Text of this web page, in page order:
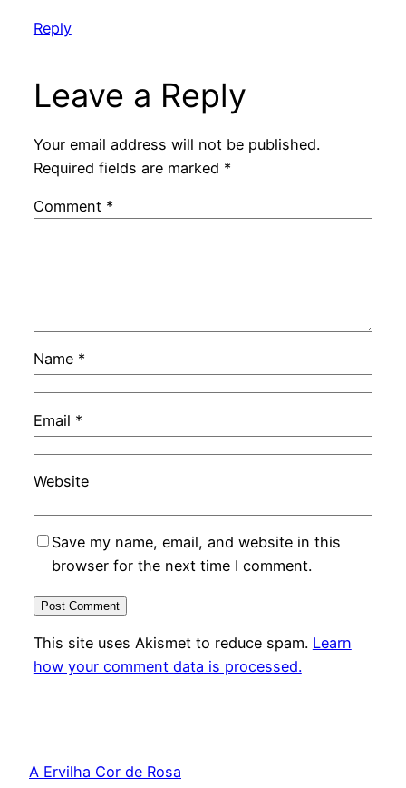
Reply
Leave a Reply
Your email address will not be published.
Required fields are marked *
Comment *
Name *
Email *
Website
Save my name, email, and website in this
browser for the next time I comment.
This site uses Akismet to reduce spam. Learn
how your comment data is processed.
A Ervilha Cor de Rosa